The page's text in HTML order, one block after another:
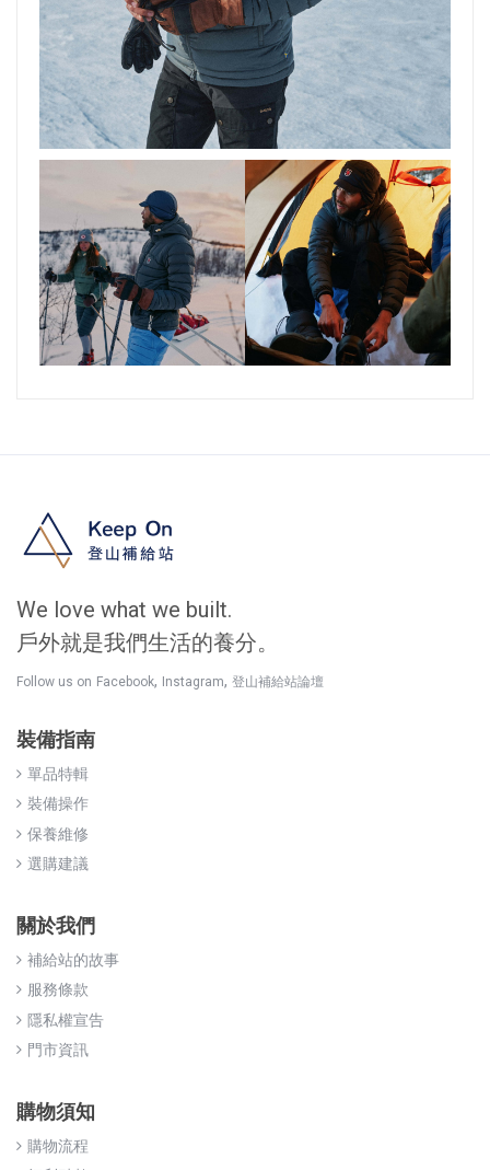
We love what we built.
戶外就是我們生活的養分。
Follow us on Facebook, Instagram, 登山補給站論壇
裝備指南
單品特輯
裝備操作
保養維修
選購建議
關於我們
補給站的故事
服務條款
隱私權宣告
門市資訊
購物須知
購物流程